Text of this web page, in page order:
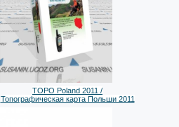
TOPO Poland 2011 /
Топографическая карта Польши 2011